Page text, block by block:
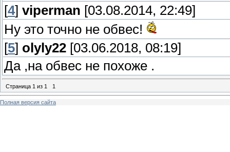
[4] viperman [03.08.2014, 22:49]
Ну это точно не обвес!
[5] olyly22 [03.06.2018, 08:19]
Да ,на обвес не похоже .
Страница 1 из 1 1
Полная версия сайта